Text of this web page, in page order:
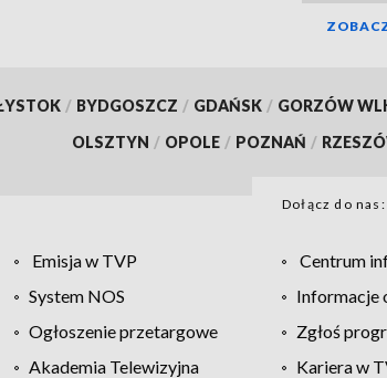
/ BYDGOSZCZ / GDAŃSK / GORZÓW
OLSZTYN / OPOLE / POZNAŃ /
Dołącz do nas:
Emisja w TVP Centrum
System NOS Informacje
Ogłoszenie przetargowe Zgłoś
Akademia Telewizyjna Kariera w